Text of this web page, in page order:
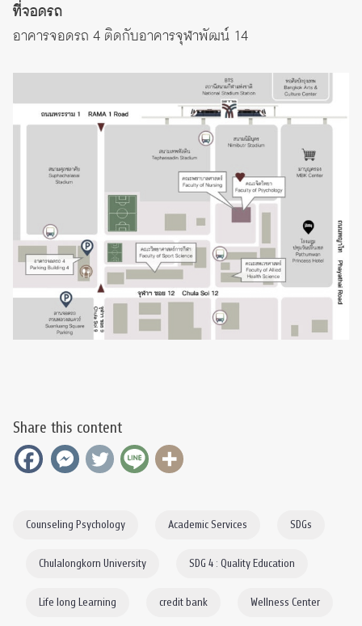
ที่จอดรถ
อาคารจอดรถ 4 ติดกับอาคารจุฬาพัฒน์ 14
Share this content
Counseling Psychology Academic Services SDGs
Chulalongkorn University SDG 4 : Quality Education
Life long Learning credit bank Wellness Center